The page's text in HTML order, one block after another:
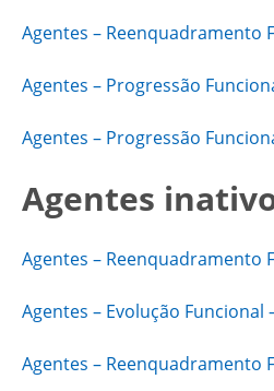
Agentes – Reenquadramento
Agentes – Progressão
Agentes – Progressão
Agentes
Agentes – Reenquadramento
Agentes – Evolução Funcional
Agentes – Reenquadramento